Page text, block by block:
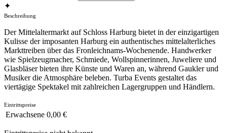
✦
Beschreibung
Der Mittelaltermarkt auf Schloss Harburg bietet in der einzigartigen
Kulisse der imposanten Harburg ein authentisches mittelalterliches
Markttreiben über das Fronleichnams-Wochenende. Handwerker
wie Spielzeugmacher, Schmiede, Wollspinnerinnen, Juweliere und
Glasbläser bieten ihre Künste und Waren an, während Gaukler und
Musiker die Atmosphäre beleben. Turba Events gestaltet das
viertägige Spektakel mit zahlreichen Lagergruppen und Händlern.
Eintrittspreise
Erwachsene 0,00 €